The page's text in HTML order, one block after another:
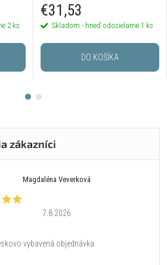
2 ks
€31,53
Skladom - hneď odosielame 1 ks
DO KOŠÍKA
Magdaléna Veverková
7.8.2026
vybavená objednávka